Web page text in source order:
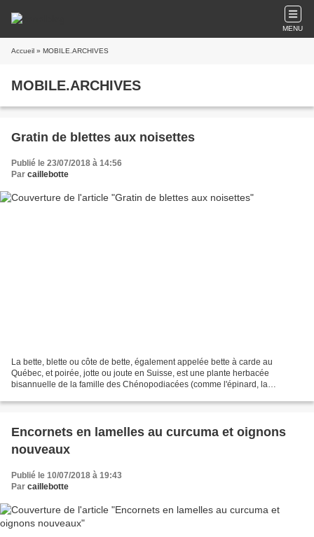
MENU
Accueil » MOBILE.ARCHIVES
MOBILE.ARCHIVES
Gratin de blettes aux noisettes
Publié le 23/07/2018 à 14:56
Par caillebotte
La bette, blette ou côte de bette, également appelée bette à carde au
Québec, et poirée, jotte ou joute en Suisse, est une plante herbacée
bisannuelle de la famille des Chénopodiacées (comme l'épinard, la
Encornets en lamelles au curcuma et oignons
nouveaux
Publié le 10/07/2018 à 19:43
Par caillebotte